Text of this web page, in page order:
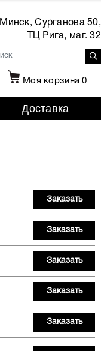
Минск, Сурганова 50,
ТЦ Рига, маг. 32
Моя корзина0
Доставка
Заказать
Заказать
Заказать
Заказать
Заказать